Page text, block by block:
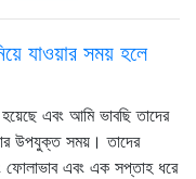
যাওয়ার সময় হলে
এবং আমি ভাবছি তাদের
উপযুক্ত সময়। তাদের
ফোলাভাব এবং এক সপ্তাহ ধরে